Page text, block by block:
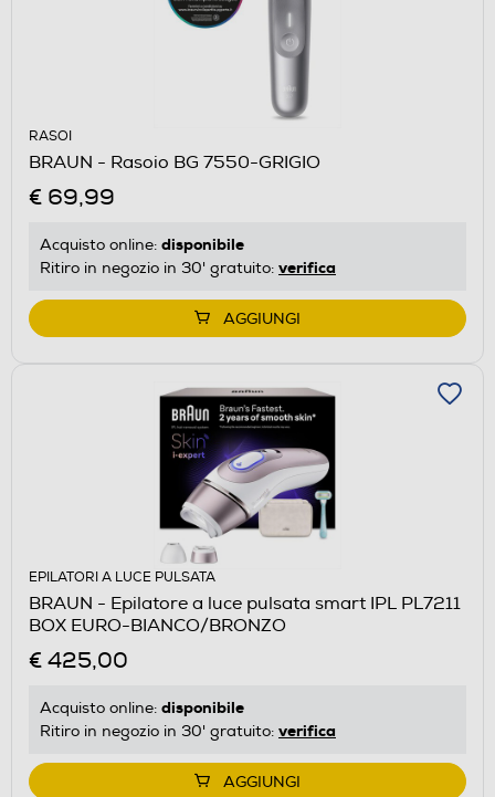
RASOI
BRAUN - Rasoio BG 7550-GRIGIO
€ 69,99
Acquisto online: disponibile
Ritiro in negozio in 30' gratuito: verifica
AGGIUNGI
EPILATORI A LUCE PULSATA
BRAUN - Epilatore a luce pulsata smart IPL PL7211
BOX EURO-BIANCO/BRONZO
€ 425,00
Acquisto online: disponibile
Ritiro in negozio in 30' gratuito: verifica
AGGIUNGI